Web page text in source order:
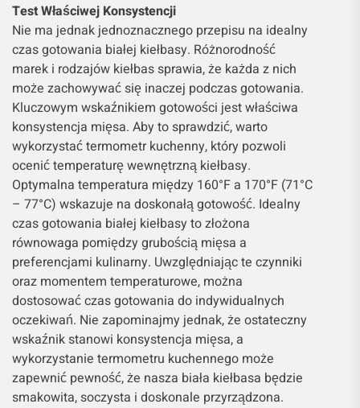
Test Właściwej Konsystencji
Nie ma jednak jednoznacznego przepisu na idealny
czas gotowania białej kiełbasy. Różnorodność
marek i rodzajów kiełbas sprawia, że każda z nich
może zachowywać się inaczej podczas gotowania.
Kluczowym wskaźnikiem gotowości jest właściwa
konsystencja mięsa. Aby to sprawdzić, warto
wykorzystać termometr kuchenny, który pozwoli
ocenić temperaturę wewnętrzną kiełbasy.
Optymalna temperatura między 160°F a 170°F (71°C
– 77°C) wskazuje na doskonałą gotowość. Idealny
czas gotowania białej kiełbasy to złożona
równowaga pomiędzy grubością mięsa a
preferencjami kulinarny. Uwzględniając te czynniki
oraz momentem temperaturowe, można
dostosować czas gotowania do indywidualnych
oczekiwań. Nie zapominajmy jednak, że ostateczny
wskaźnik stanowi konsystencja mięsa, a
wykorzystanie termometru kuchennego może
zapewnić pewność, że nasza biała kiełbasa będzie
smakowita, soczysta i doskonale przyrządzona.